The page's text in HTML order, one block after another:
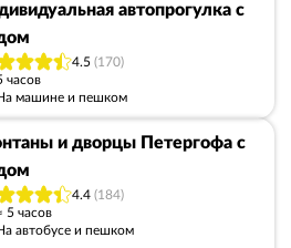
автопрогулка с
4.5 (170)
часов
машине и пешком
и дворцы Петергофа с
4.4 (184)
5 часов
автобусе и пешком